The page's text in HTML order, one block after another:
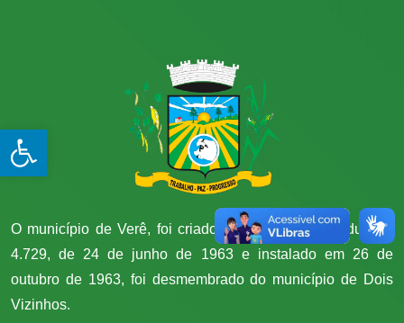
Open toolbar
O município de Verê, foi criado através da lei estadual n°
4.729, de 24 de junho de 1963 e instalado em 26 de
outubro de 1963, foi desmembrado do município de Dois
Vizinhos.